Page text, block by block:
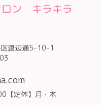
ロン キラキラ
渡辺通5-10-1
【定休】月・木